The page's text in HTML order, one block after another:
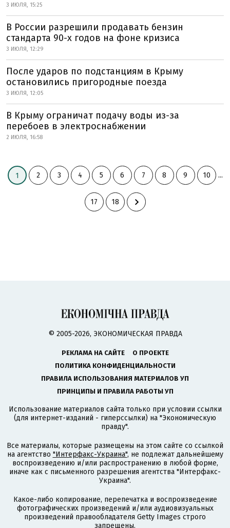
3 ИЮЛЯ, 15:25
В России разрешили продавать бензин
стандарта 90-х годов на фоне кризиса
3 ИЮЛЯ, 12:29
После ударов по подстанциям в Крыму
остановились пригородные поезда
3 ИЮЛЯ, 12:05
В Крыму ограничат подачу воды из-за
перебоев в электроснабжении
2 ИЮЛЯ, 16:58
1 2 3 4 5 6 7 8 9 10 ...
17 18
© 2005-2026, ЭКОНОМИЧЕСКАЯ ПРАВДА
РЕКЛАМА НА САЙТЕ
О ПРОЕКТЕ
ПОЛИТИКА КОНФИДЕНЦИАЛЬНОСТИ
ПРАВИЛА ИСПОЛЬЗОВАНИЯ МАТЕРИАЛОВ УП
ПРИНЦИПЫ И ПРАВИЛА РАБОТЫ УП
Использование материалов сайта только при условии ссылки
(для интернет-изданий - гиперссылки) на "Экономическую
правду".
Все материалы, которые размещены на этом сайте со ссылкой
на агентство "Интерфакс-Украина", не подлежат дальнейшему
воспроизведению и/или распространению в любой форме,
иначе как с письменного разрешения агентства "Интерфакс-
Украина".
Какое-либо копирование, перепечатка и воспроизведение
фотографических произведений и/или аудиовизуальных
произведений правообладателя Getty Images строго
запрещены.